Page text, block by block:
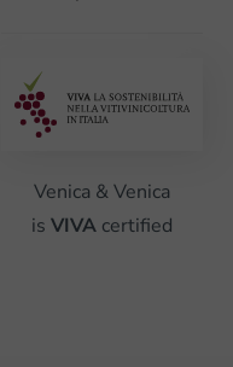
Venica & Venica
isVIVA certified